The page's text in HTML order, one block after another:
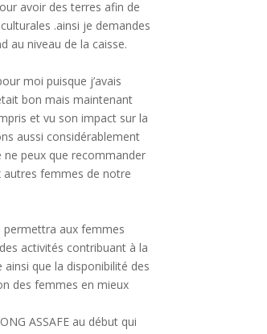
avoir des terres afin de
.ainsi je demandes
au niveau de la caisse.
moi puisque j’avais
bon mais maintenant
et vu son impact sur la
aussi considérablement
peux que recommander
autres femmes de notre
permettra aux femmes
activités contribuant à la
que la disponibilité des
des femmes en mieux
ASSAFE au début qui